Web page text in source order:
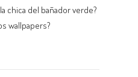
chica del bañador verde?
wallpapers?